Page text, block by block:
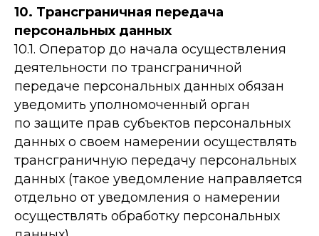
10. Трансграничная передача
персональных данных
10.1. Оператор до начала осуществления
деятельности по трансграничной
передаче персональных данных обязан
уведомить уполномоченный орган
по защите прав субъектов персональных
данных о своем намерении осуществлять
трансграничную передачу персональных
данных (такое уведомление направляется
отдельно от уведомления о намерении
осуществлять обработку персональных